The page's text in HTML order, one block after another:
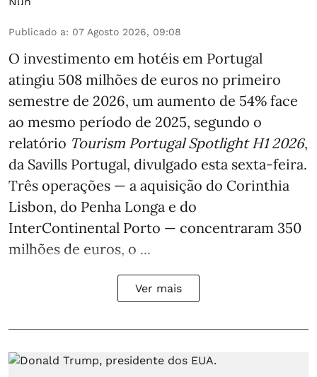
Publicado a: 07 Agosto 2026, 09:08
O investimento em hotéis em Portugal
atingiu 508 milhões de euros no primeiro
semestre de 2026, um aumento de 54% face
ao mesmo período de 2025, segundo o
relatório Tourism Portugal Spotlight H1 2026,
da Savills Portugal, divulgado esta sexta-feira.
Três operações — a aquisição do Corinthia
Lisbon, do Penha Longa e do
InterContinental Porto — concentraram 350
milhões de euros, o ...
Ver mais